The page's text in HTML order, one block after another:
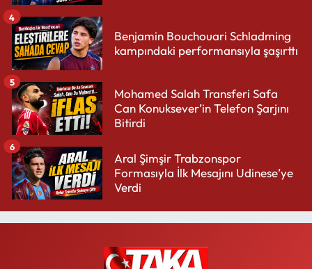
Benjamin Bouchouari Schladming
kampındaki performansıyla şaşırttı
4
Mohamed Salah Transferi Safa
Can Konuksever’in Telefon Şarjını
Bitirdi
5
Aral Şimşir Trabzonspor
Formasıyla İlk Mesajını Udinese’ye
Verdi
6